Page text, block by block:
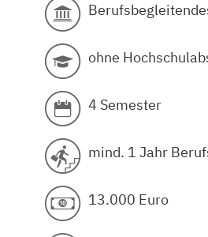
ohne
4 Semester
mind. 1 Jahr
13.000 Euro